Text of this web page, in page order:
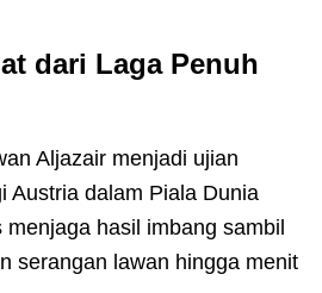
dari Laga Penuh
Aljazair menjadi ujian
Austria dalam Piala Dunia
hasil imbang sambil
serangan lawan hingga menit